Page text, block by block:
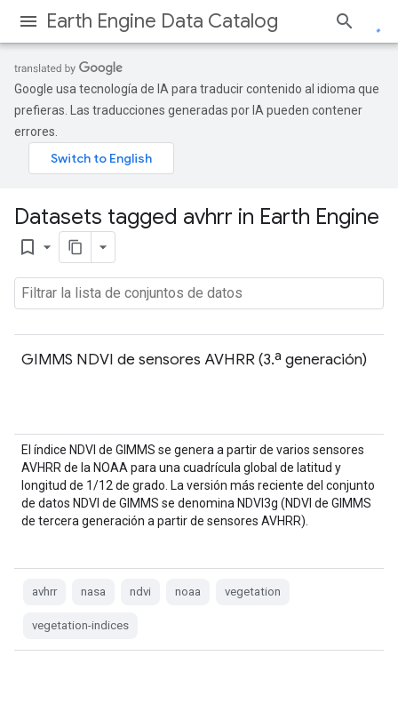
Earth Engine Data Catalog
Google usa tecnología de IA para traducir contenido al idioma que
prefieras. Las traducciones generadas por IA pueden contener
errores.
Datasets tagged avhrr in Earth Engine
bookmark_border
GIMMS NDVI de sensores AVHRR (3.ª generación)
El índice NDVI de GIMMS se genera a partir de varios sensores
AVHRR de la NOAA para una cuadrícula global de latitud y
longitud de 1/12 de grado. La versión más reciente del conjunto
de datos NDVI de GIMMS se denomina NDVI3g (NDVI de GIMMS
de tercera generación a partir de sensores AVHRR).
avhrr nasa ndvi noaa vegetation
vegetation-indices